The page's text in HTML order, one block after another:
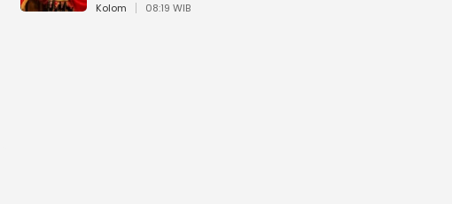
Kolom 08:19 WIB